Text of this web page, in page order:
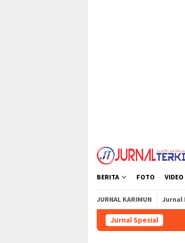
BERITA FOTO VIDEO
JURNAL KARIMUN Jurnal
Jurnal Spesial